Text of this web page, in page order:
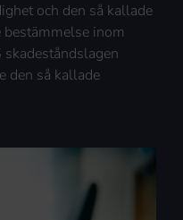
och den så kallade
inom
den så kallade